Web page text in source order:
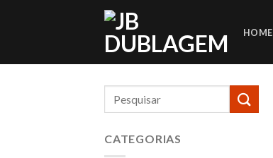
HOME
CATEGORIAS